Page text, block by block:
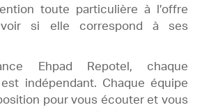
toute particulière à l’offre
si elle correspond à ses
Ehpad Repotel, chaque
indépendant. Chaque équipe
pour vous écouter et vous